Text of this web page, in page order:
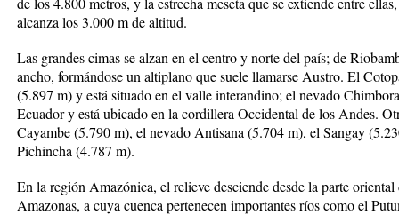
alcanza los 3.000 m de altitud.
Las grandes cimas se alzan en el centro y norte del país; de
ancho, formándose un altiplano que suele llamarse Austro. El
(5.897 m) y está situado en el valle interandino; el nevado
Ecuador y está ubicado en la cordillera Occidental de los Andes.
Cayambe (5.790 m), el nevado Antisana (5.704 m), el Sangay
Pichincha (4.787 m).
En la región Amazónica, el relieve desciende desde la parte
Amazonas, a cuya cuenca pertenecen importantes ríos como el